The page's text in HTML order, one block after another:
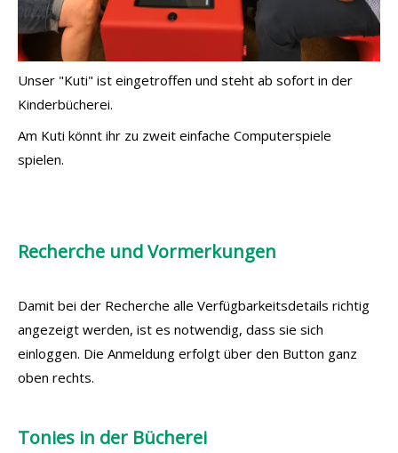
Unser "Kuti" ist eingetroffen und steht ab sofort in der
Kinderbücherei.
Am Kuti könnt ihr zu zweit einfache Computerspiele
spielen.
Recherche und Vormerkungen
Damit bei der Recherche alle Verfügbarkeitsdetails richtig
angezeigt werden, ist es notwendig, dass sie sich
einloggen. Die Anmeldung erfolgt über den Button ganz
oben rechts.
Tonies in der Bücherei